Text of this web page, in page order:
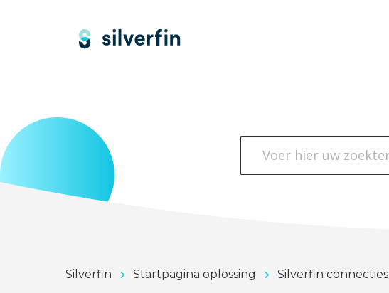
Silverfin Startpagina oplossing Silverfin connecties